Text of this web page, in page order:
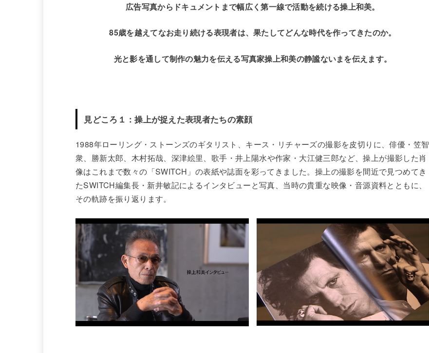
広告写真からドキュメントまで幅広く第一線で活動を続ける操上和美。
85歳を越えてなお走り続ける表現者は、果たしてどんな時代を作ってきたのか。
光と影を通して制作の魅力を伝える写真家操上和美の静謐ないまを伝えます。
見どころ１：操上が捉えた表現者たちの素顔
1988年ローリング・ストーンズのギタリスト、キース・リチャーズの撮影を皮切りに、俳優・笠智
衆、勝新太郎、木村拓哉、深津絵里、歌手・井上陽水や作家・大江健三郎など、操上が撮影した肖
像はこれまで数々の「SWITCH」の表紙や誌面を彩ってきました。操上の撮影を間近で見つめてき
たSWITCH編集長・新井敏記によるインタビューと写真、当時の貴重な映像・音源資料とともに、
その軌跡を振り返ります。